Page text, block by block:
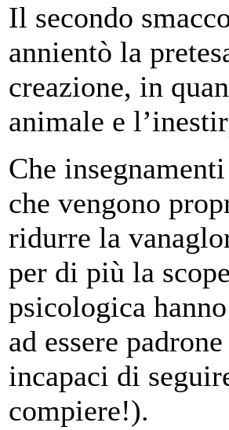
Il secondo
annientò la
creazione, in
animale e
Che
che vengono
ridurre la
per di più la
psicologica
ad essere
incapaci di
compiere!).